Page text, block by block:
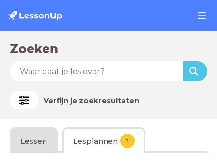
Zoeken
Verfijn je zoekresultaten
Lessen Lesplannen ?